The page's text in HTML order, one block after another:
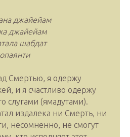
джайейам
джайейам
шабдат
Смертью, я одержу
и я счастливо одержу
слугами (ямадутами).
издалека ни Смерть, ни
несомненно, не смогут